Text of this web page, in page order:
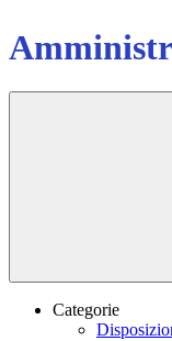
Categorie